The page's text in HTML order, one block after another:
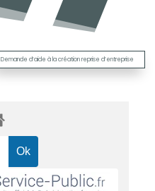
Demande d’aide à la création reprise d’entreprise